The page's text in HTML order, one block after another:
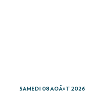
SAMEDI 08 AOÃ»T 2026